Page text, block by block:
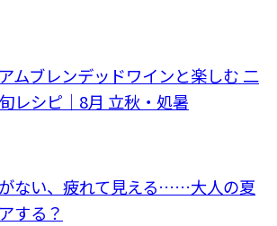
ムブレンデッドワインと楽しむ 二
レシピ｜8月 立秋・処暑
ない、疲れて見える……大人の夏
する？